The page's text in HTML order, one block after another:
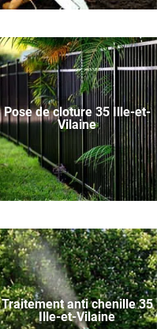
Pose de cloture 35 Ille-et-
Vilaine
Traitement anti chenille 35
Ille-et-Vilaine